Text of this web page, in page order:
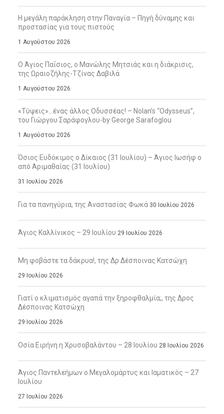
Η μεγάλη παράκληση στην Παναγία – Πηγή δύναμης και
προστασίας για τους πιστούς
1 Αυγούστου 2026
Ο Άγιος Παΐσιος, ο Μανώλης Μητσιάς και η διάκρισις,
της Ωραιοζήλης-Τζίνας Δαβιλά
1 Αυγούστου 2026
«Τύψεις»…ένας άλλος Οδυσσέας! – Nolan’s “Odysseus”,
του Γιώργου Σαράφογλου-by George Sarafoglou
1 Αυγούστου 2026
Όσιος Ευδόκιμος ο Δίκαιος (31 Ιουλίου) – Άγιος Ιωσήφ ο
από Αριμαθαίας (31 Ιουλίου)
31 Ιουλίου 2026
Για τα πανηγύρια, της Αναστασίας Φωκά 30 Ιουλίου 2026
Άγιος Καλλίνικος – 29 Ιουλίου 29 Ιουλίου 2026
Μη φοβάστε τα δάκρυα!, της Δρ Δέσποινας Κατσώχη
29 Ιουλίου 2026
Γιατί ο κλιματισμός αγαπά την ξηροφθαλμία;, της Δρος
Δέσποινας Κατσώχη
29 Ιουλίου 2026
Οσία Ειρήνη η Χρυσοβαλάντου – 28 Ιουλίου 28 Ιουλίου 2026
Άγιος Παντελεήμων ο Μεγαλομάρτυς και Ιαματικός – 27
Ιουλίου
27 Ιουλίου 2026